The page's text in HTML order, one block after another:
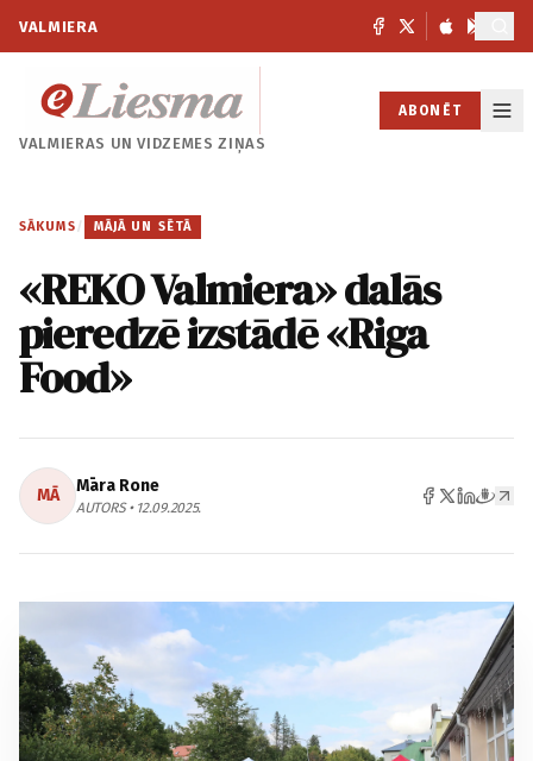
VALMIERA
VALMIERAS UNVIDZEMES ZIŅAS
ABONĒT
SĀKUMS / MĀJĀ UN SĒTĀ
«REKO Valmiera» dalās
pieredzē izstādē «Riga
Food»
MĀ Māra Rone
AUTORS • 12.09.2025.